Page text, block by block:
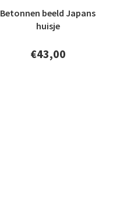
Betonnen beeld Japans
huisje
€43,00